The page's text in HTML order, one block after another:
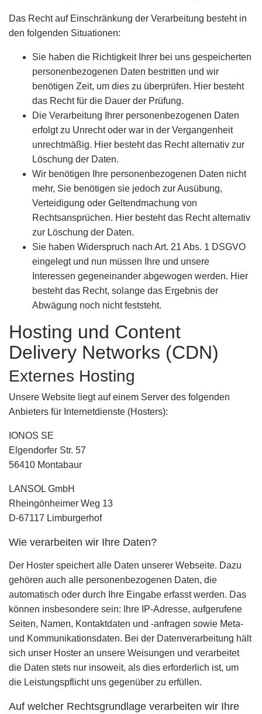
Das Recht auf Einschränkung der Verarbeitung besteht in
den folgenden Situationen:
Sie haben die Richtigkeit Ihrer bei uns gespeicherten
personenbezogenen Daten bestritten und wir
benötigen Zeit, um dies zu überprüfen. Hier besteht
das Recht für die Dauer der Prüfung.
Die Verarbeitung Ihrer personenbezogenen Daten
erfolgt zu Unrecht oder war in der Vergangenheit
unrechtmäßig. Hier besteht das Recht alternativ zur
Löschung der Daten.
Wir benötigen Ihre personenbezogenen Daten nicht
mehr, Sie benötigen sie jedoch zur Ausübung,
Verteidigung oder Geltendmachung von
Rechtsansprüchen. Hier besteht das Recht alternativ
zur Löschung der Daten.
Sie haben Widerspruch nach Art. 21 Abs. 1 DSGVO
eingelegt und nun müssen Ihre und unsere
Interessen gegeneinander abgewogen werden. Hier
besteht das Recht, solange das Ergebnis der
Abwägung noch nicht feststeht.
Hosting und Content
Delivery Networks (CDN)
Externes Hosting
Unsere Website liegt auf einem Server des folgenden
Anbieters für Internetdienste (Hosters):
IONOS SE
Elgendorfer Str. 57
56410 Montabaur
LANSOL GmbH
Rheingönheimer Weg 13
D-67117 Limburgerhof
Wie verarbeiten wir Ihre Daten?
Der Hoster speichert alle Daten unserer Webseite. Dazu
gehören auch alle personenbezogenen Daten, die
automatisch oder durch Ihre Eingabe erfasst werden. Das
können insbesondere sein: Ihre IP-Adresse, aufgerufene
Seiten, Namen, Kontaktdaten und -anfragen sowie Meta-
und Kommunikationsdaten. Bei der Datenverarbeitung hält
sich unser Hoster an unsere Weisungen und verarbeitet
die Daten stets nur insoweit, als dies erforderlich ist, um
die Leistungspflicht uns gegenüber zu erfüllen.
Auf welcher Rechtsgrundlage verarbeiten wir Ihre